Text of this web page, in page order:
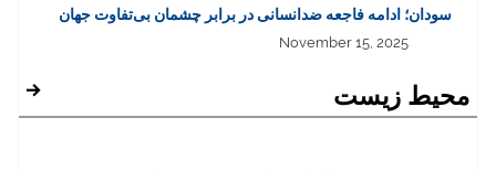
سودان؛ ادامه فاجعه ضدانسانی در برابر چشمان بی‌تفاوت جهان
November 15, 2025
محيط زيست